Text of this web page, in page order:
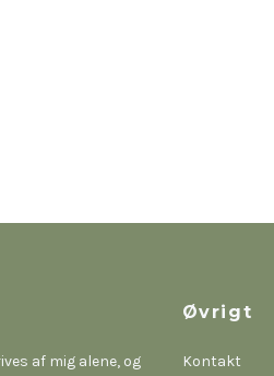
af mig alene, og
Øvrigt
Kontakt